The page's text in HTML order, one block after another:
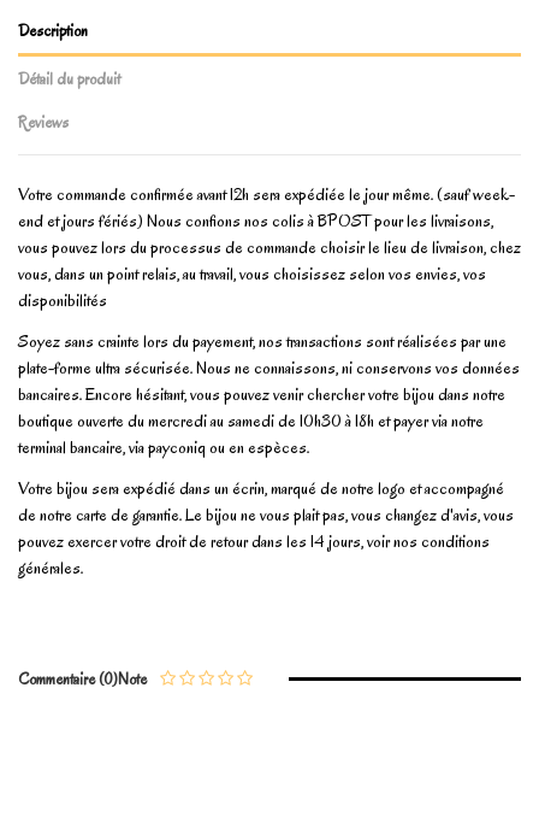
Description
Détail du produit
Reviews
Votre commande confirmée avant 12h sera expédiée le jour même. (sauf week-
end et jours fériés) Nous confions nos colis à BPOST pour les livraisons,
vous pouvez lors du processus de commande choisir le lieu de livraison, chez
vous, dans un point relais, au travail, vous choisissez selon vos envies, vos
disponibilités
Soyez sans crainte lors du payement, nos transactions sont réalisées par une
plate-forme ultra sécurisée. Nous ne connaissons, ni conservons vos données
bancaires. Encore hésitant, vous pouvez venir chercher votre bijou dans notre
boutique ouverte du mercredi au samedi de 10h30 à 18h et payer via notre
terminal bancaire, via payconiq ou en espèces.
Votre bijou sera expédié dans un écrin, marqué de notre logo et accompagné
de notre carte de garantie. Le bijou ne vous plait pas, vous changez d'avis, vous
pouvez exercer votre droit de retour dans les 14 jours, voir nos conditions
générales.
Marque
Note
Commentaire (0)